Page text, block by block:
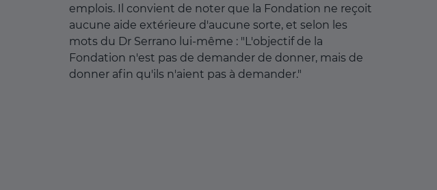
emplois. Il convient de noter que la Fondation ne reçoit
aucune aide extérieure d'aucune sorte, et selon les
mots du Dr Serrano lui-même : "L'objectif de la
Fondation n'est pas de demander de donner, mais de
donner afin qu'ils n'aient pas à demander."